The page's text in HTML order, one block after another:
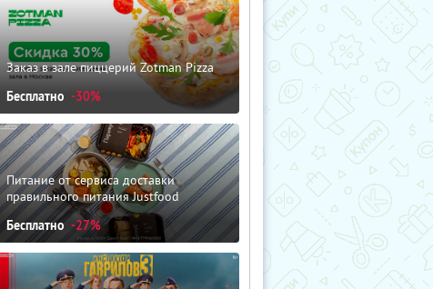
Заказ в зале пиццерий Zotman Pizza
Бесплатно -30%
Питание от сервиса доставки
правильного питания Justfood
Бесплатно -27%